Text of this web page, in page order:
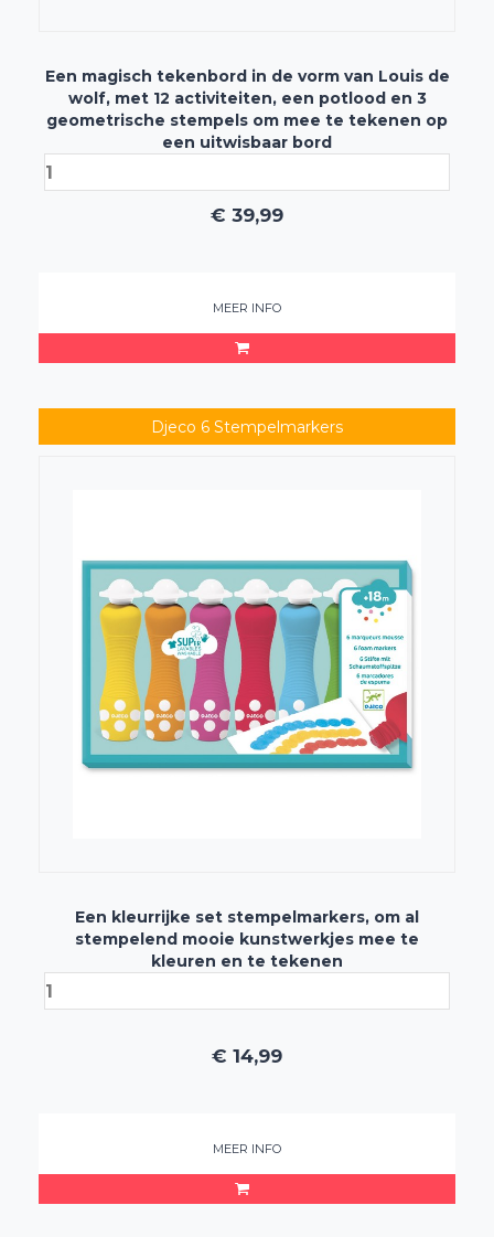
Een magisch tekenbord in de vorm van Louis de
wolf, met 12 activiteiten, een potlood en 3
geometrische stempels om mee te tekenen op
een uitwisbaar bord
€ 39,99
MEER INFO
Djeco 6 Stempelmarkers
Een kleurrijke set stempelmarkers, om al
stempelend mooie kunstwerkjes mee te
kleuren en te tekenen
€ 14,99
MEER INFO